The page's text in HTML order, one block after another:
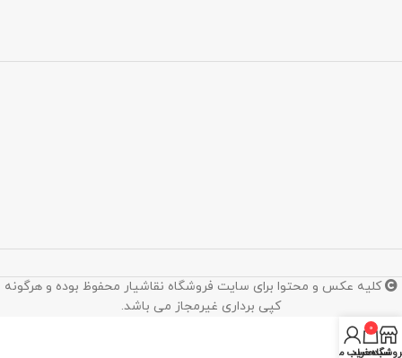
کلیه عکس و محتوا برای سایت فروشگاه نقاشیار محفوظ بوده و هرگونه
کپی برداری غیرمجاز می باشد.
0
سبد خرید
حساب من